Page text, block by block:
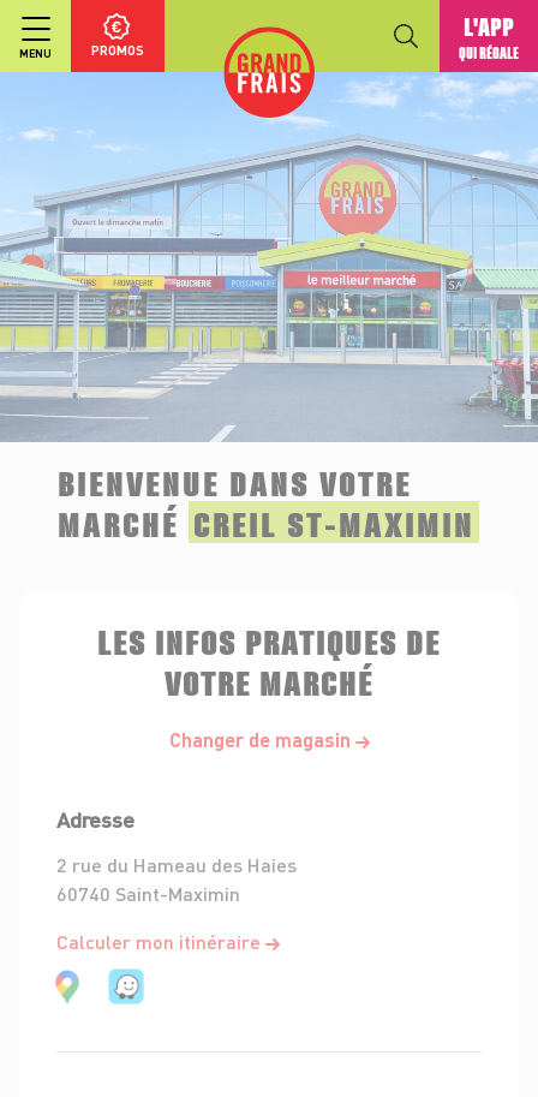
MENU PROMOS
L'APP
QUI RÉGALE
BIENVENUE DANS VOTRE
MARCHÉ CREIL ST-MAXIMIN
LES INFOS PRATIQUES DE
VOTRE MARCHÉ
Changer de magasin
Adresse
2 rue du Hameau des Haies
60740 Saint-Maximin
Calculer mon itinéraire